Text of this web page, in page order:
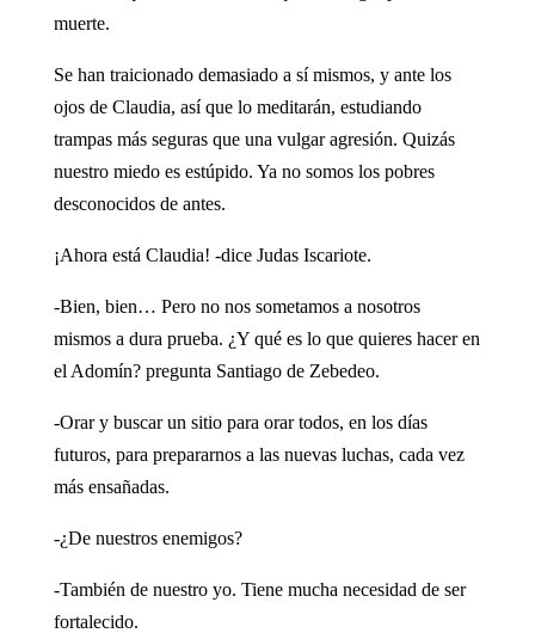
muerte.
Se han traicionado demasiado a sí mismos, y ante los
ojos de Claudia, así que lo meditarán, estudiando
trampas más seguras que una vulgar agresión. Quizás
nuestro miedo es estúpido. Ya no somos los pobres
desconocidos de antes.
¡Ahora está Claudia! -dice Judas Iscariote.
-Bien, bien… Pero no nos sometamos a nosotros
mismos a dura prueba. ¿Y qué es lo que quieres hacer en
el Adomín? ­pregunta Santiago de Zebedeo.
-Orar y buscar un sitio para orar todos, en los días
futuros, para prepararnos a las nuevas luchas, cada vez
más ensañadas.
-¿De nuestros enemigos?
-También de nuestro yo. Tiene mucha necesidad de ser
fortalecido.